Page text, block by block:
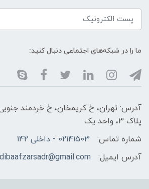
ما را در شبکه‌های اجتماعی دنبال کنید:
آدرس: تهران، خ کریمخان، خ خردمند
پلاک 3، واحد یک
شماره تماس:
02141503 - داخلی 142
آدرس ایمیل:
dibaafzarsadr@gmail.com